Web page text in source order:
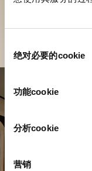
绝对必要的cookie
功能cookie
分析cookie
营销
到访